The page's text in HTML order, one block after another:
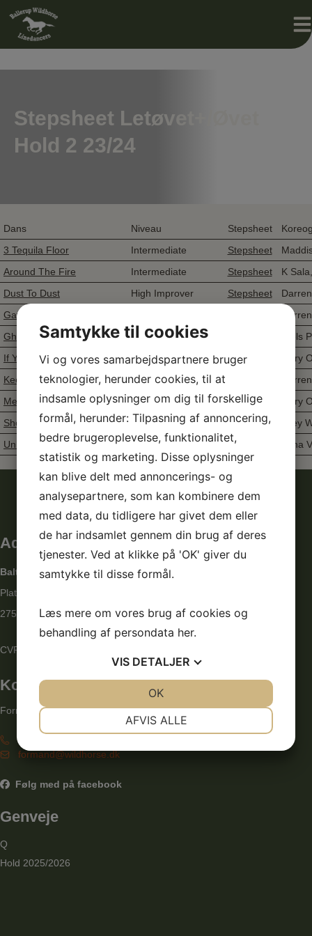
indholdet
Stepsheet Letøvet+/Øvet
Hold 2 23/24
Dans Niveau Stepsheet
3 Tequila Floor
Intermediate Stepsheet
Around The Fire
Intermediate Stepsheet
K
Dust To Dust
High Improver Stepsheet
Gave Me A Girl
Ghosted
Intermediate
Niels
If You Believe
EZ Intermediate Stepsheet
Gary
Keep This Feeling
Intermediate
Men On A Mission
Low Advanced Stepsheet
Gary
Show Me
Intermediate Stepsheet
Joey
Unhealthy
Phr.Intermediate Stepsheet Luna
Adresse
Baltorpskolen afd. Grantofte
Platanbuen 1
2750 Ballerup
CVR: 29859574
Kontakt
Formand, René Schorlemmer
+45 60 81 28 20
formand@wildhorse.dk
Følg med på facebook
Genveje
Q
Hold 2025/2026
Samtykke til cookies
Vi og vores samarbejdspartnere bruger
teknologier, herunder cookies, til at
indsamle oplysninger om dig til forskellige
formål, herunder: Tilpasning af annoncering,
bedre brugeroplevelse, funktionalitet,
statistik og marketing. Disse oplysninger
kan blive delt med annoncerings- og
analysepartnere, som kan kombinere dem
med data, du tidligere har givet dem eller
de har indsamlet gennem din brug af deres
tjenester. Ved at klikke på 'OK' giver du
samtykke til disse formål.
Læs mere om vores brug af cookies og
behandling af persondata her.
VIS DETALJER
AFVIS ALLE
OK